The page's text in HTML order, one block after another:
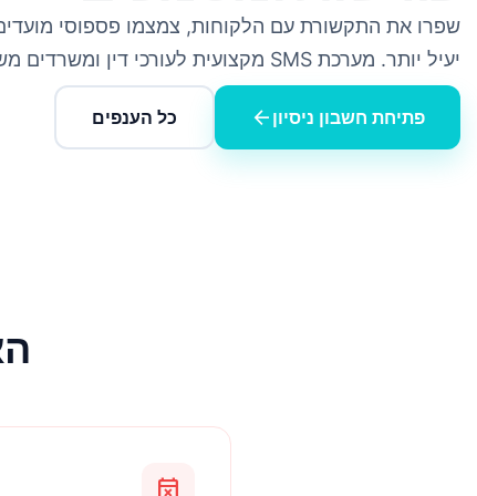
שפרו את התקשורת עם הלקוחות, צמצמו פספוסי
יעיל יותר. מערכת SMS מקצועית לעורכי דין ומשרדים משפטיים.
פתיחת חשבון ניסיון arrow_back כל הענפים
event_busy